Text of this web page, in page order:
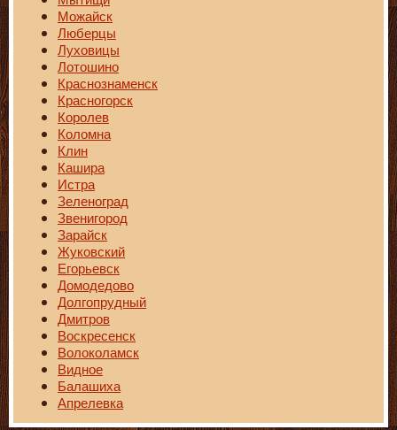
Можайск
Люберцы
Луховицы
Лотошино
Краснознаменск
Красногорск
Королев
Коломна
Клин
Кашира
Истра
Зеленоград
Звенигород
Зарайск
Жуковский
Егорьевск
Домодедово
Долгопрудный
Дмитров
Воскресенск
Волоколамск
Видное
Балашиха
Апрелевка